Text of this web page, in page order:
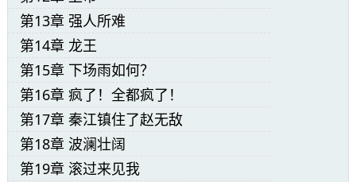
门外的沈如霜愣住了。
她明明看到房门开了一条缝，怎么又关上
了？
想了一会才恍然笑道：“姜天隋战神，我只是
过来答谢您的救命之恩，没有其他意思。”
第13章 强人所难
第14章 龙王
第15章 下场雨如何？
第16章 疯了！全都疯了！
第17章 秦江镇住了赵无敌
第18章 波澜壮阔
第19章 滚过来见我